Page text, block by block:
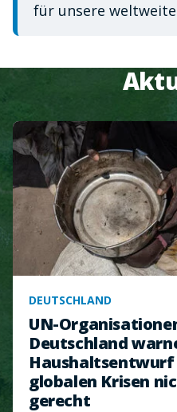
für unsere
DEUTSCHLAND
UN-
Deutschland
globalen Krisen
gerecht